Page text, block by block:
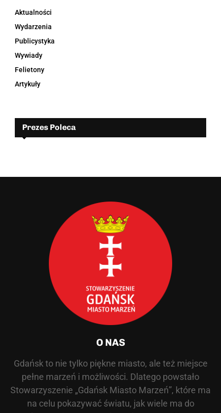
Aktualności
Wydarzenia
Publicystyka
Wywiady
Felietony
Artykuły
Prezes Poleca
O NAS
Gdańsk to nie tylko piękne miasto, ale też miejsce
pełne marzeń i możliwości. Dlatego powstało
Stowarzyszenie „Gdańsk Miasto Marzeń”, które ma
na celu pokazywać światu, jak wiele ma do